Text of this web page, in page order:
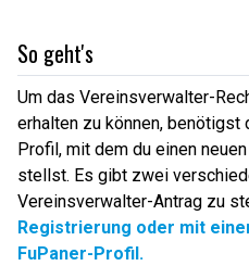
So geht's
Um das Vereinsverwalter-
erhalten zu können, benötigst
Profil, mit dem du einen
stellst. Es gibt zwei
Vereinsverwalter-Antrag zu
Registrierung oder mit
FuPaner-Profil.